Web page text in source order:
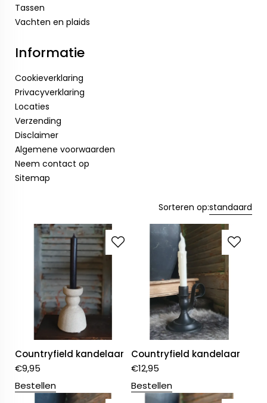
Tassen
Vachten en plaids
Informatie
Cookieverklaring
Privacyverklaring
Locaties
Verzending
Disclaimer
Algemene voorwaarden
Neem contact op
Sitemap
Sorteren op:standaard
Countryfield kandelaar
€9,95
Bestellen
Countryfield kandelaar
€12,95
Bestellen